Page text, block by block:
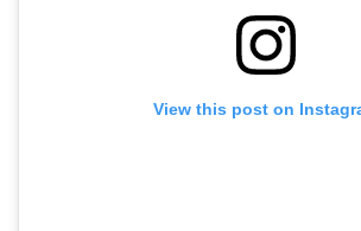
View this post on